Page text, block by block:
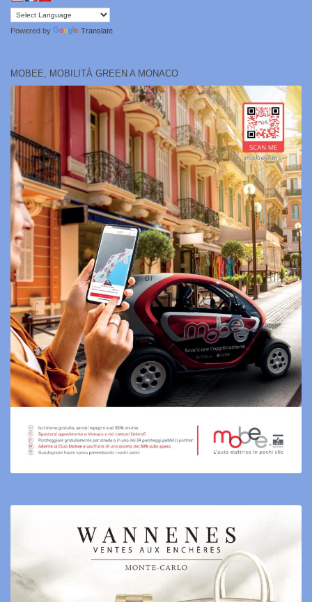
Powered by Translate
MOBEE, MOBILITÀ GREEN A MONACO